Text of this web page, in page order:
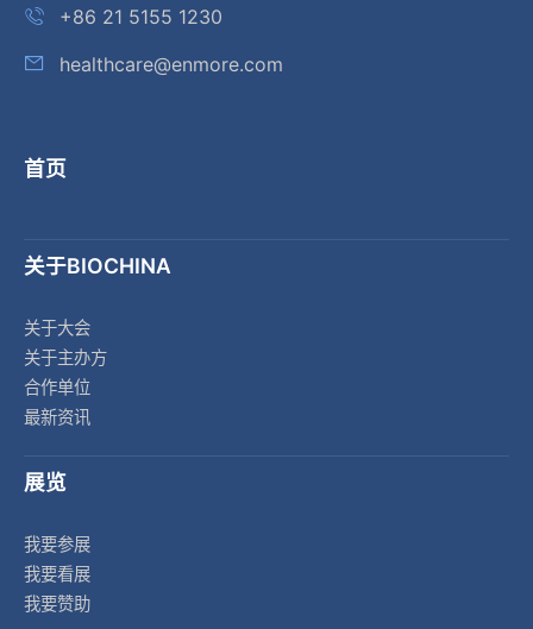
+86 21 5155 1230
healthcare@enmore.com
首页
关于BIOCHINA
关于大会
关于主办方
合作单位
最新资讯
展览
我要参展
我要看展
我要赞助